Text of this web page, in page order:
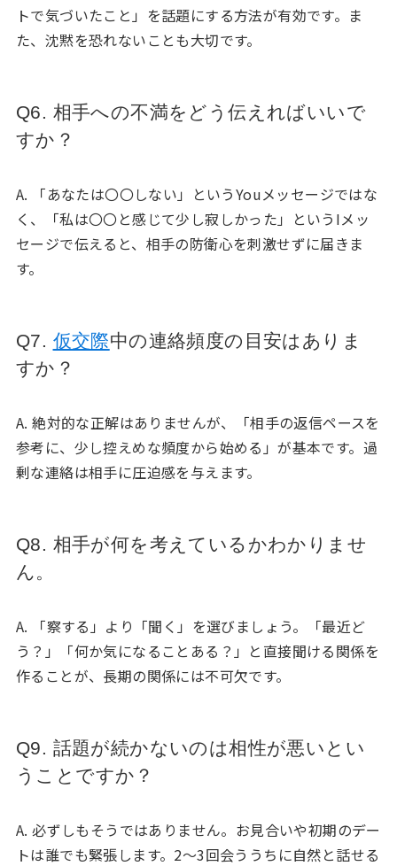
トで気づいたこと」を話題にする方法が有効です。ま
た、沈黙を恐れないことも大切です。
Q6. 相手への不満をどう伝えればいいで
すか？
A. 「あなたは〇〇しない」というYouメッセージではな
く、「私は〇〇と感じて少し寂しかった」というIメッ
セージで伝えると、相手の防衛心を刺激せずに届きま
す。
Q7. 仮交際中の連絡頻度の目安はありま
すか？
A. 絶対的な正解はありませんが、「相手の返信ペースを
参考に、少し控えめな頻度から始める」が基本です。過
剰な連絡は相手に圧迫感を与えます。
Q8. 相手が何を考えているかわかりませ
ん。
A. 「察する」より「聞く」を選びましょう。「最近ど
う？」「何か気になることある？」と直接聞ける関係を
作ることが、長期の関係には不可欠です。
Q9. 話題が続かないのは相性が悪いとい
うことですか？
A. 必ずしもそうではありません。お見合いや初期のデー
トは誰でも緊張します。2〜3回会ううちに自然と話せる